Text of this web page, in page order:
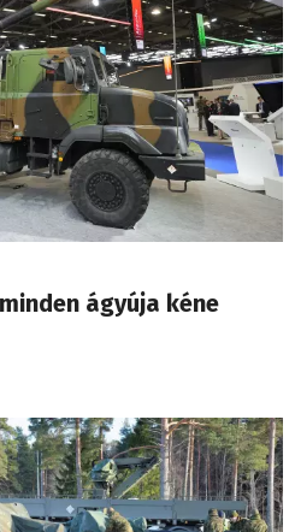
ágyúja kéne